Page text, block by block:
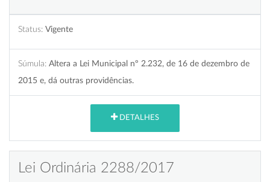
Status: Vigente
Súmula: Altera a Lei Municipal nº 2.232, de 16 de dezembro de
2015 e, dá outras providências.
DETALHES
Lei Ordinária 2288/2017